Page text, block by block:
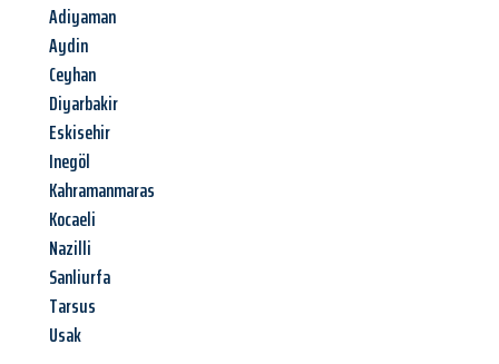
Adiyaman
Aydin
Ceyhan
Diyarbakir
Eskisehir
Inegöl
Kahramanmaras
Kocaeli
Nazilli
Sanliurfa
Tarsus
Usak